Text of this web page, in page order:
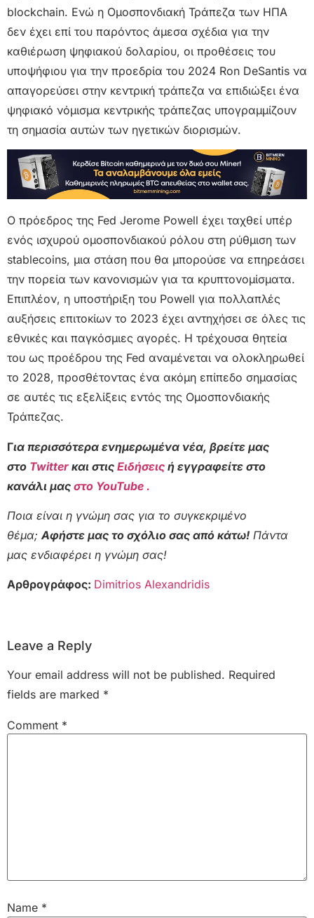
blockchain. Ενώ η Ομοσπονδιακή Τράπεζα των ΗΠΑ
δεν έχει επί του παρόντος άμεσα σχέδια για την
καθιέρωση ψηφιακού δολαρίου, οι προθέσεις του
υποψήφιου για την προεδρία του 2024 Ron DeSantis να
απαγορεύσει στην κεντρική τράπεζα να επιδιώξει ένα
ψηφιακό νόμισμα κεντρικής τράπεζας υπογραμμίζουν
τη σημασία αυτών των ηγετικών διορισμών.
Ο πρόεδρος της Fed Jerome Powell έχει ταχθεί υπέρ
ενός ισχυρού ομοσπονδιακού ρόλου στη ρύθμιση των
stablecoins, μια στάση που θα μπορούσε να επηρεάσει
την πορεία των κανονισμών για τα κρυπτονομίσματα.
Επιπλέον, η υποστήριξη του Powell για πολλαπλές
αυξήσεις επιτοκίων το 2023 έχει αντηχήσει σε όλες τις
εθνικές και παγκόσμιες αγορές. Η τρέχουσα θητεία
του ως προέδρου της Fed αναμένεται να ολοκληρωθεί
το 2028, προσθέτοντας ένα ακόμη επίπεδο σημασίας
σε αυτές τις εξελίξεις εντός της Ομοσπονδιακής
Τράπεζας.
Για περισσότερα ενημερωμένα νέα, βρείτε μας
στο Twitter και στις Ειδήσεις ή εγγραφείτε στο
κανάλι μας στο YouTube .
Ποια είναι η γνώμη σας για το συγκεκριμένο
θέμα;Αφήστε μας το σχόλιο σας από κάτω! Πάντα
μας ενδιαφέρει η γνώμη σας!
Αρθρογράφος: Dimitrios Alexandridis
Leave a Reply
Your email address will not be published. Required
fields are marked *
Comment *
Name *